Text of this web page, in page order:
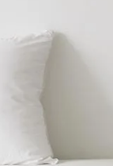
장바구니 쿠폰